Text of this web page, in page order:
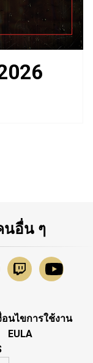
นอื่น ๆ
อนไขการใช้งาน
EULA